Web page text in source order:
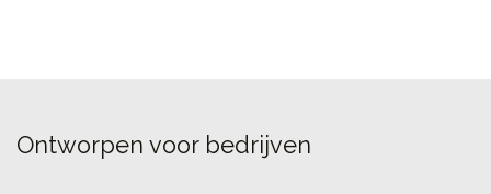
Ontworpen voor bedrijven